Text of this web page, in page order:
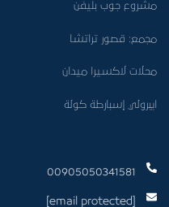
00905050341581
[email protected]
مشروع جوب بليفن
مجمع: قصور تراتشا
محلات لاكسيرا ميدان
ايبرولي إسبارطة كولة